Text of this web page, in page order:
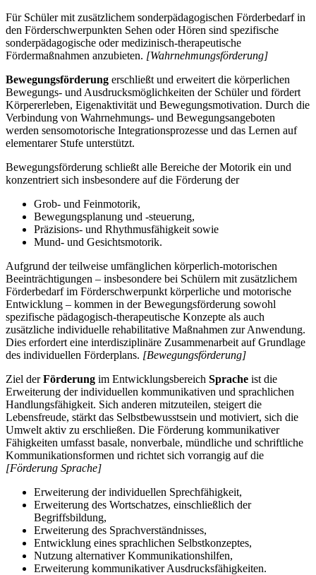
Für Schüler mit zusätzlichem sonderpädagogischen Förderbedarf in
den Förderschwerpunkten Sehen oder Hören sind spezifische
sonderpädagogische oder medizinisch-therapeutische
Fördermaßnahmen anzubieten. [Wahrnehmungsförderung]
Bewegungsförderung erschließt und erweitert die körperlichen
Bewegungs- und Ausdrucksmöglichkeiten der Schüler und fördert
Körpererleben, Eigenaktivität und Bewegungsmotivation. Durch die
Verbindung von Wahrnehmungs- und Bewegungsangeboten
werden sensomotorische Integrationsprozesse und das Lernen auf
elementarer Stufe unterstützt.
Bewegungsförderung schließt alle Bereiche der Motorik ein und
konzentriert sich insbesondere auf die Förderung der
Grob- und Feinmotorik,
Bewegungsplanung und -steuerung,
Präzisions- und Rhythmusfähigkeit sowie
Mund- und Gesichtsmotorik.
Aufgrund der teilweise umfänglichen körperlich-motorischen
Beeinträchtigungen – insbesondere bei Schülern mit zusätzlichem
Förderbedarf im Förderschwerpunkt körperliche und motorische
Entwicklung – kommen in der Bewegungsförderung sowohl
spezifische pädagogisch-therapeutische Konzepte als auch
zusätzliche individuelle rehabilitative Maßnahmen zur Anwendung.
Dies erfordert eine interdisziplinäre Zusammenarbeit auf Grundlage
des individuellen Förderplans. [Bewegungsförderung]
Ziel derFörderung im Entwicklungsbereich Sprache ist die
Erweiterung der individuellen kommunikativen und sprachlichen
Handlungsfähigkeit. Sich anderen mitzuteilen, steigert die
Lebensfreude, stärkt das Selbstbewusstsein und motiviert, sich die
Umwelt aktiv zu erschließen. Die Förderung kommunikativer
Fähigkeiten umfasst basale, nonverbale, mündliche und schriftliche
Kommunikationsformen und richtet sich vorrangig auf die
[Förderung Sprache]
Erweiterung der individuellen Sprechfähigkeit,
Erweiterung des Wortschatzes, einschließlich der
Begriffsbildung,
Erweiterung des Sprachverständnisses,
Entwicklung eines sprachlichen Selbstkonzeptes,
Nutzung alternativer Kommunikationshilfen,
Erweiterung kommunikativer Ausdrucksfähigkeiten.